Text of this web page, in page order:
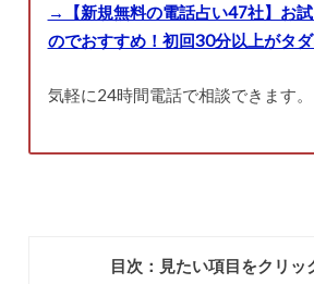
→【新規無料の電話占い47社】お
のでおすすめ！初回30分以上がタダ
気軽に24時間電話で相談できます。
目次：見たい項目をクリッ